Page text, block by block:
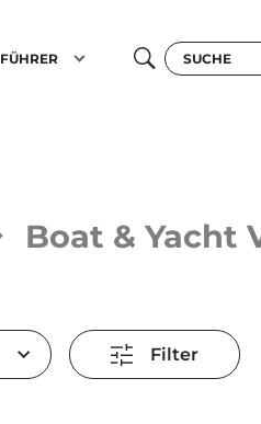
FÜHRER
Boat & Yacht
Filter